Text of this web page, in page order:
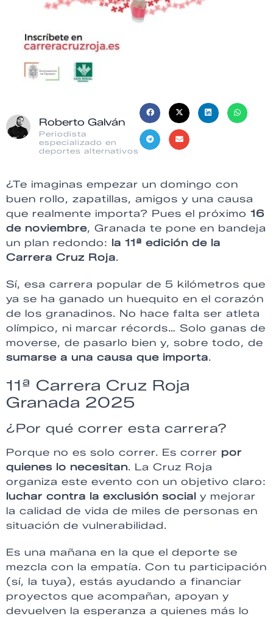
Roberto Galván
Periodista
especializado en
deportes alternativos
¿Te imaginas empezar un domingo con
buen rollo, zapatillas, amigos y una causa
que realmente importa? Pues el próximo 16
de noviembre, Granada te pone en bandeja
un plan redondo:
la 11ª edición de la
Carrera Cruz Roja.
Sí, esa carrera popular de 5 kilómetros que
ya se ha ganado un huequito en el corazón
de los granadinos. No hace falta ser atleta
olímpico, ni marcar récords… Solo ganas de
moverse, de pasarlo bien y, sobre todo, de
sumarse a una causa que importa.
11ª Carrera Cruz Roja
Granada 2025
¿Por qué correr esta carrera?
Porque no es solo correr. Es correr por
quienes lo necesitan. La Cruz Roja
organiza este evento con un objetivo claro:
luchar contra la exclusión social y mejorar
la calidad de vida de miles de personas en
situación de vulnerabilidad.
Es una mañana en la que el deporte se
mezcla con la empatía. Con tu participación
(sí, la tuya), estás ayudando a financiar
proyectos que acompañan, apoyan y
devuelven la esperanza a quienes más lo